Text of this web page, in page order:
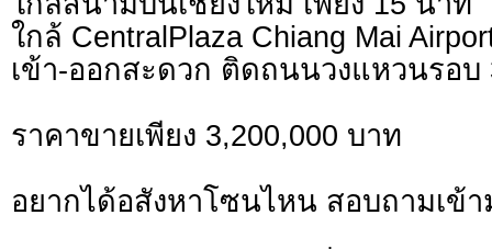
ใกล้ CentralPlaza Chiang Mai
เข้า-ออกสะดวก ติดถนนวงแหวนรอบ
ราคาขายเพียง 3,200,000 บาท
อยากได้อสังหาโซนไหน สอบถามเข้า